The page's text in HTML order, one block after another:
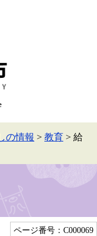
の情報 > 教育 > 給
ページ番号：C000069